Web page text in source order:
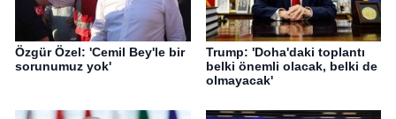
Özgür Özel: 'Cemil Bey'le bir
sorunumuz yok'
Trump: 'Doha'daki toplantı
belki önemli olacak, belki de
olmayacak'